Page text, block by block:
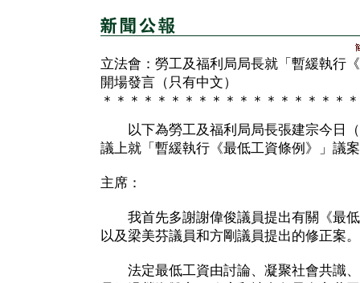
立法會：勞工及福利局局長就「暫緩執行
開場發言（只有中文）
＊＊＊＊＊＊＊＊＊＊＊＊＊＊＊＊＊＊
以下為勞工及福利局局長張建宗今日（
議上就「暫緩執行《最低工資條例》」議
主席：
我首先多謝謝偉俊議員提出有關《最低
以及梁美芬議員和方剛議員提出的修正案。
法定最低工資由討論、凝聚社會共識、